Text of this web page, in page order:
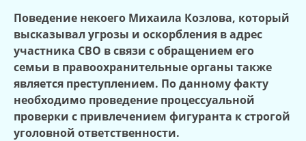
Поведение некоего Михаила Козлова, который
высказывал угрозы и оскорбления в адрес
участника СВО в связи с обращением его
семьи в правоохранительные органы также
является преступлением. По данному факту
необходимо проведение процессуальной
проверки с привлечением фигуранта к строгой
уголовной ответственности.